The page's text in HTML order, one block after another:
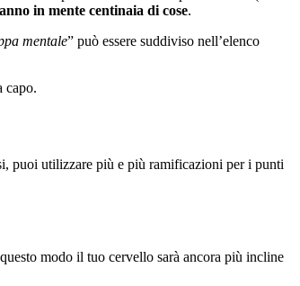
in mente centinaia di cose.
mentale” può essere suddiviso nell’elenco
capo.
puoi utilizzare più e più ramificazioni per i punti
modo il tuo cervello sarà ancora più incline